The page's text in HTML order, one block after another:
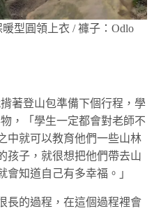
型圓領上衣 / 褲子：Odlo
著登山包準備下個行程，學
，「學生一定都會對老師不
中就可以教育他們一些山林
孩子，就很想把他們帶去山
會知道自己有多幸福。」
長的過程，在這個過程裡會